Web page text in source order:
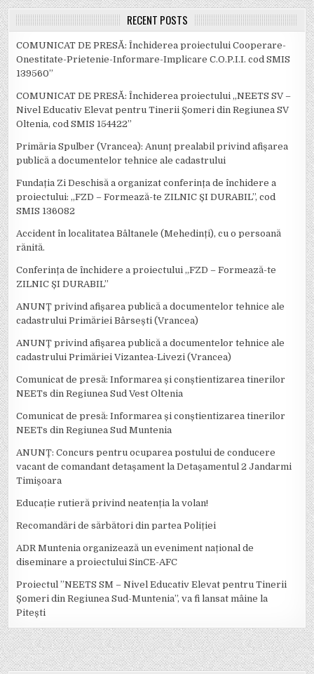
RECENT POSTS
COMUNICAT DE PRESĂ: Închiderea proiectului Cooperare-
Onestitate-Prietenie-Informare-Implicare C.O.P.I.I. cod SMIS
139560”
COMUNICAT DE PRESĂ: Închiderea proiectului „NEETS SV –
Nivel Educativ Elevat pentru Tinerii Șomeri din Regiunea SV
Oltenia, cod SMIS 154422”
Primăria Spulber (Vrancea): Anunț prealabil privind afișarea
publică a documentelor tehnice ale cadastrului
Fundația Zi Deschisă a organizat conferința de închidere a
proiectului: ,,FZD – Formează-te ZILNIC ȘI DURABIL’’, cod
SMIS 136082
Accident în localitatea Bâltanele (Mehedinți), cu o persoană
rănită.
Conferința de închidere a proiectului ,,FZD – Formează-te
ZILNIC ȘI DURABIL’’
ANUNȚ privind afișarea publică a documentelor tehnice ale
cadastrului Primăriei Bârsești (Vrancea)
ANUNȚ privind afișarea publică a documentelor tehnice ale
cadastrului Primăriei Vizantea-Livezi (Vrancea)
Comunicat de presă: Informarea și conștientizarea tinerilor
NEETs din Regiunea Sud Vest Oltenia
Comunicat de presă: Informarea și conștientizarea tinerilor
NEETs din Regiunea Sud Muntenia
ANUNȚ: Concurs pentru ocuparea postului de conducere
vacant de comandant detașament la Detașamentul 2 Jandarmi
Timișoara
Educație rutieră privind neatenția la volan!
Recomandări de sărbători din partea Poliției
ADR Muntenia organizează un eveniment național de
diseminare a proiectului SinCE-AFC
Proiectul ”NEETS SM – Nivel Educativ Elevat pentru Tinerii
Șomeri din Regiunea Sud-Muntenia”, va fi lansat mâine la
Pitești